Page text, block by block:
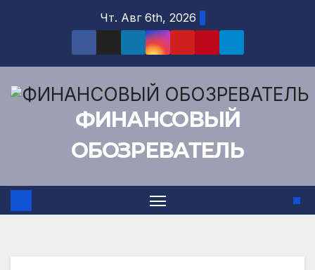
содержимому
Чт. Авг 6th, 2026
ФИНАНСОВЫЙ
ОБОЗРЕВАТЕЛЬ